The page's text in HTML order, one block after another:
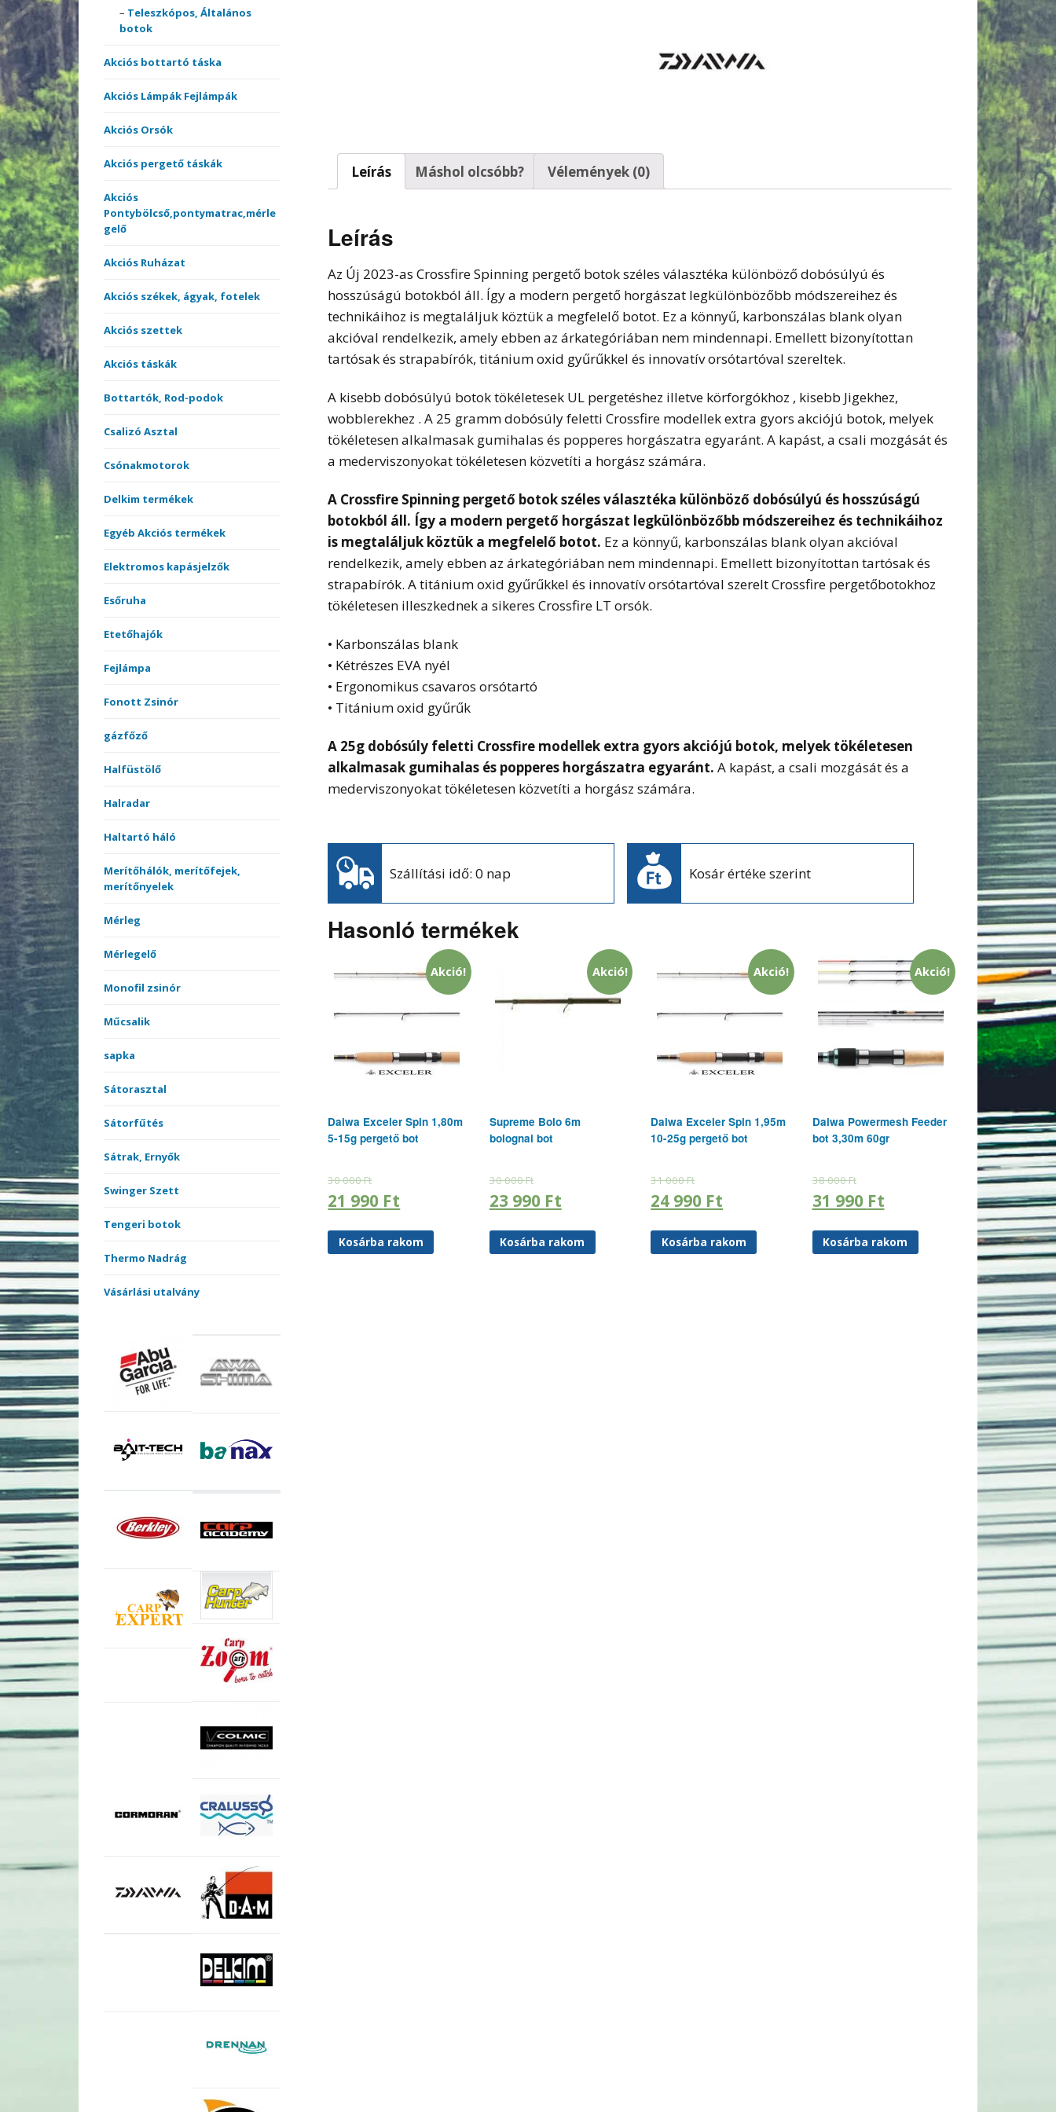
merítőnyelek
Teleszkópos, Általános
botok
Akciós bottartó táska
Akciós Lámpák Fejlámpák
Akciós Orsók
Akciós pergető táskák
Akciós
Pontybölcső,pontymatrac,mérle
gelő
Akciós Ruházat
Akciós székek, ágyak, fotelek
Akciós szettek
Akciós táskák
Bottartók, Rod-podok
Csalizó Asztal
Csónakmotorok
Delkim termékek
Egyéb Akciós termékek
Elektromos kapásjelzők
Esőruha
Etetőhajók
Fejlámpa
Fonott Zsinór
gázfőző
Halfüstölő
Halradar
Haltartó háló
Merítőhálók, merítőfejek,
merítőnyelek
Mérleg
Mérlegelő
Monofil zsinór
Műcsalik
sapka
Sátorasztal
Sátorfűtés
Sátrak, Ernyők
Swinger Szett
Tengeri botok
Thermo Nadrág
Vásárlási utalvány
Leírás Máshol olcsóbb? Vélemények (0)
Leírás
Az Új 2023-as Crossfire Spinning pergető botok széles választéka különböző dobósúlyú és
hosszúságú botokból áll. Így a modern pergető horgászat legkülönbözőbb módszereihez és
technikáihoz is megtaláljuk köztük a megfelelő botot. Ez a könnyű, karbonszálas blank olyan
akcióval rendelkezik, amely ebben az árkategóriában nem mindennapi. Emellett bizonyítottan
tartósak és strapabírók, titánium oxid gyűrűkkel és innovatív orsótartóval szereltek.
A kisebb dobósúlyú botok tökéletesek UL pergetéshez illetve körforgókhoz , kisebb Jigekhez,
wobblerekhez . A 25 gramm dobósúly feletti Crossfire modellek extra gyors akciójú botok, melyek
tökéletesen alkalmasak gumihalas és popperes horgászatra egyaránt. A kapást, a csali mozgását és
a mederviszonyokat tökéletesen közvetíti a horgász számára.
A Crossfire Spinning pergető botok széles választéka különböző dobósúlyú és hosszúságú
botokból áll. Így a modern pergető horgászat legkülönbözőbb módszereihez és technikáihoz
is megtaláljuk köztük a megfelelő botot. Ez a könnyű, karbonszálas blank olyan akcióval
rendelkezik, amely ebben az árkategóriában nem mindennapi. Emellett bizonyítottan tartósak és
strapabírók. A titánium oxid gyűrűkkel és innovatív orsótartóval szerelt Crossfire pergetőbotokhoz
tökéletesen illeszkednek a sikeres Crossfire LT orsók.
• Karbonszálas blank
• Kétrészes EVA nyél
• Ergonomikus csavaros orsótartó
• Titánium oxid gyűrűk
A 25g dobósúly feletti Crossfire modellek extra gyors akciójú botok, melyek tökéletesen
alkalmasak gumihalas és popperes horgászatra egyaránt. A kapást, a csali mozgását és a
mederviszonyokat tökéletesen közvetíti a horgász számára.
Szállítási idő: 0 nap Kosár értéke szerint
Hasonló termékek
Akció!
Daiwa Exceler Spin 1,80m
5-15g pergető bot
30 000Ft
21 990 Ft
Kosárba rakom
Akció!
Supreme Bolo 6m
bolognai bot
30 000Ft
23 990 Ft
Kosárba rakom
Akció!
Daiwa Exceler Spin 1,95m
10-25g pergető bot
31 000Ft
24 990 Ft
Kosárba rakom
Akció!
Daiwa Powermesh Feeder
bot 3,30m 60gr
38 000Ft
31 990 Ft
Kosárba rakom